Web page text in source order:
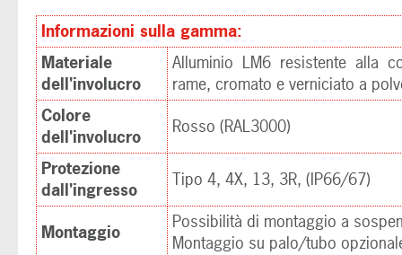
Informazioni sulla gamma:
Materiale
dell'involucro
Alluminio LM6 resistente alla
rame, cromato e verniciato a
Colore
dell'involucro
Rosso (RAL3000)
Protezione
dall'ingresso
Tipo 4, 4X, 13, 3R, (IP66/67)
Montaggio
Possibilità di montaggio a
Montaggio su palo/tubo